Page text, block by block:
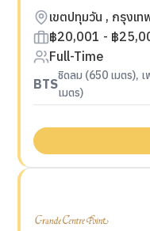
เขตปทุมวัน , กรุงเท
฿20,001 - ฿
Full-Time
BTS
ชิดลม (650 เมตร),
เมตร)